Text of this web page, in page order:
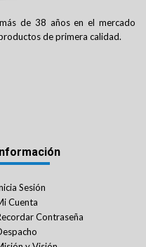
de 38 años en el mercado
de primera calidad.
Información
Sesión
Cuenta
Contraseña